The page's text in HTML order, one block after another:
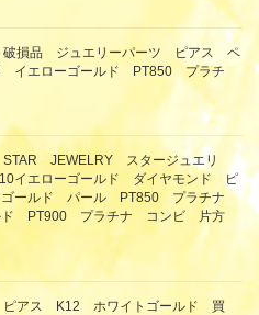
損品 ジュエリーパーツ ピアス ペ
イエローゴールド PT850 プラチ
JEWELRY スタージュエリ
エローゴールド ダイヤモンド ピ
ールド パール PT850 プラチナ
ド PT900 プラチナ コンビ 片方
アス K12 ホワイトゴールド 買